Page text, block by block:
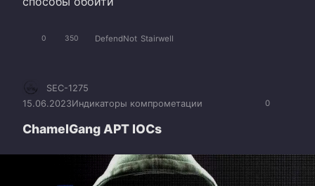
0 350 DefendNot Stairwell
0
SEC-1275
15.06.2023Индикаторы компрометации
ChamelGang APT IOCs